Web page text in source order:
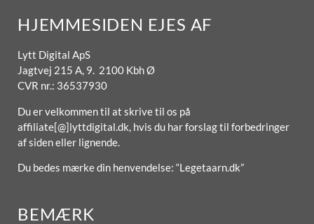
HJEMMESIDEN EJES AF
Lytt Digital ApS
Jagtvej 215 A, 9. 2100 Kbh Ø
CVR nr.: 36537930
Du er velkommen til at skrive til os på
affiliate[@]lyttdigital.dk, hvis du har forslag til forbedringer
af siden eller lignende.
Du bedes mærke din henvendelse: “Legetaarn.dk”
BEMÆRK